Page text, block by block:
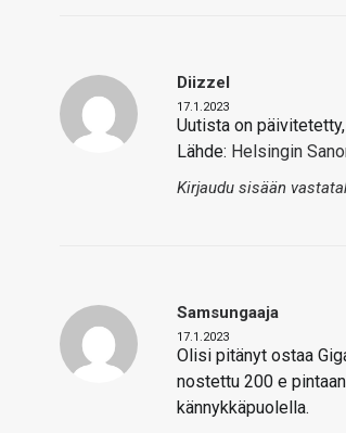
Diizzel
17.1.2023
Uutista on
Lähde: Helsingin
Kirjaudu sisään
Samsungaaja
17.1.2023
Olisi pitänyt ostaa
nostettu 200 e
kännykkäpuolella.